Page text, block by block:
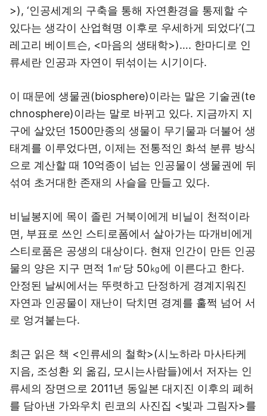
>), ‘인공세계의 구축을 통해 자연환경을 통제할 수
있다는 생각이 산업혁명 이후로 우세하게 되었다’(그
레고리 베이트슨, <마음의 생태학>)…. 한마디로 인
류세란 인공과 자연이 뒤섞이는 시기이다.
이 때문에 생물권(biosphere)이라는 말은 기술권(te
chnosphere)이라는 말로 바뀌고 있다. 지금까지 지
구에 살았던 1500만종의 생물이 무기물과 더불어 생
태계를 이루었다면, 이제는 전통적인 화석 분류 방식
으로 계산할 때 10억종이 넘는 인공물이 생물권에 뒤
섞여 초거대한 존재의 사슬을 만들고 있다.
비닐봉지에 목이 졸린 거북이에게 비닐이 천적이라
면, 부표로 쓰인 스티로폼에서 살아가는 따개비에게
스티로품은 공생의 대상이다. 현재 인간이 만든 인공
물의 양은 지구 면적 1㎡당 50㎏에 이른다고 한다.
안정된 날씨에서는 뚜렷하고 단정하게 경계지워진
자연과 인공물이 재난이 닥치면 경계를 훌쩍 넘어 서
로 엉겨붙는다.
최근 읽은 책 <인류세의 철학>(시노하라 마사타케
지음, 조성환 외 옮김, 모시는사람들)에서 저자는 인
류세의 장면으로 2011년 동일본 대지진 이후의 폐허
를 담아낸 가와우치 린코의 사진집 <빛과 그림자>를